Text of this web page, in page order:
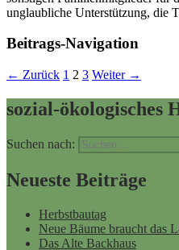
unglaubliche Unterstützung, die
Beitrags-Navigation
← Zurück 1 2 3 Weiter →
sozial-ökologisches
Suchen nach:
Neueste Beiträge
Herbstbautag
Neue Bäume braucht das
Das Alte Backhaus